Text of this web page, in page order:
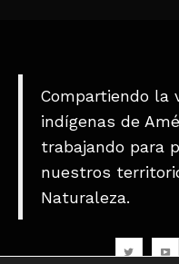
Compartiendo la
indígenas de
trabajando para
nuestros
Naturaleza.